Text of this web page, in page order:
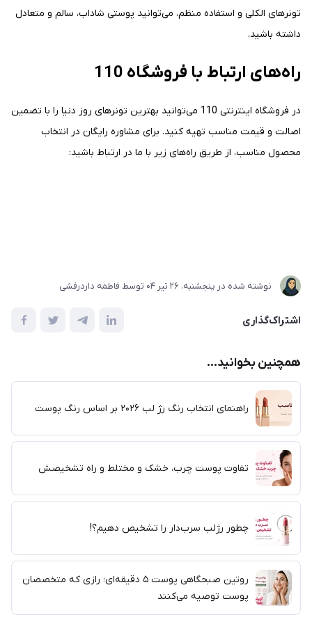
تونرهای الکلی و استفاده منظم، می‌توانید پوستی شاداب، سالم و متعادل
داشته باشید.
راه‌های ارتباط با فروشگاه 110
در فروشگاه اینترنتی 110 می‌توانید بهترین تونرهای روز دنیا را با تضمین
اصالت و قیمت مناسب تهیه کنید. برای مشاوره رایگان در انتخاب
محصول مناسب، از طریق راه‌های زیر با ما در ارتباط باشید:
نوشته شده در پنجشنبه، 26 تير 04 توسط فاطمه داردرفشی
اشتراک‌گذاری
همچنین بخوانید...
راهنمای انتخاب رنگ رژ لب ۲۰۲۶ بر اساس رنگ پوست
تفاوت پوست چرب، خشک و مختلط و راه تشخیصش
چطور رژلب سرب‌دار را تشخیص دهیم؟!
روتین صبحگاهی پوست ۵ دقیقه‌ای؛ رازی که متخصصان
پوست توصیه می‌کنند